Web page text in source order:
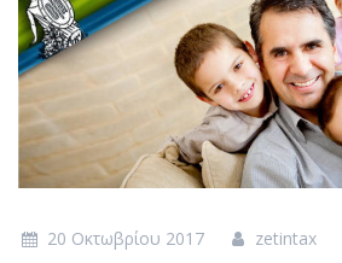
20 Οκτωβρίου 2017 zetintax